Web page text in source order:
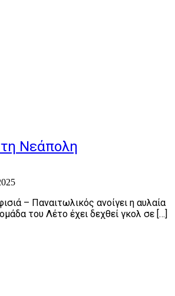
Νεάπολη
– Παναιτωλικός ανοίγει η αυλαία
του Λέτο έχει δεχθεί γκολ σε […]